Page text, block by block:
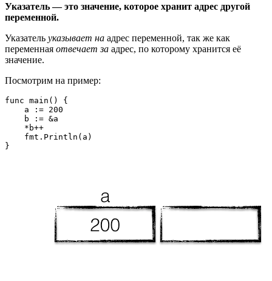
Указатель — это значение, которое хранит адрес другой
переменной.
Указатель указывает на адрес переменной, так же как
переменная отвечает за адрес, по которому хранится её
значение.
Посмотрим на пример:
func main() {
    a := 200
    b := &a
    *b++
    fmt.Println(a)